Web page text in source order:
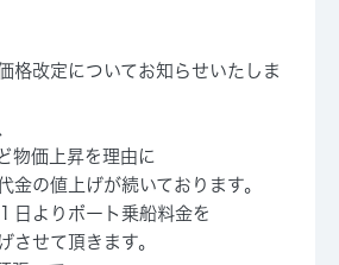
格改定についてお知らせいたしま
物価上昇を理由に
金の値上げが続いております。
日よりボート乗船料金を
させて頂きます。